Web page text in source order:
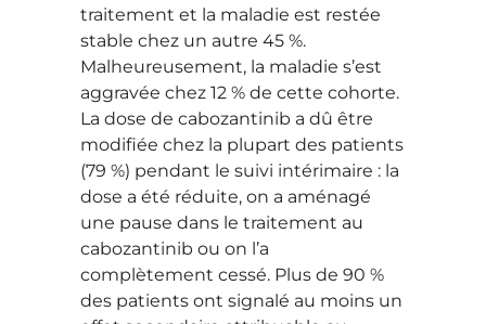
traitement et la maladie est restée
stable chez un autre 45 %.
Malheureusement, la maladie s’est
aggravée chez 12 % de cette cohorte.
La dose de cabozantinib a dû être
modifiée chez la plupart des patients
(79 %) pendant le suivi intérimaire : la
dose a été réduite, on a aménagé
une pause dans le traitement au
cabozantinib ou on l’a
complètement cessé. Plus de 90 %
des patients ont signalé au moins un